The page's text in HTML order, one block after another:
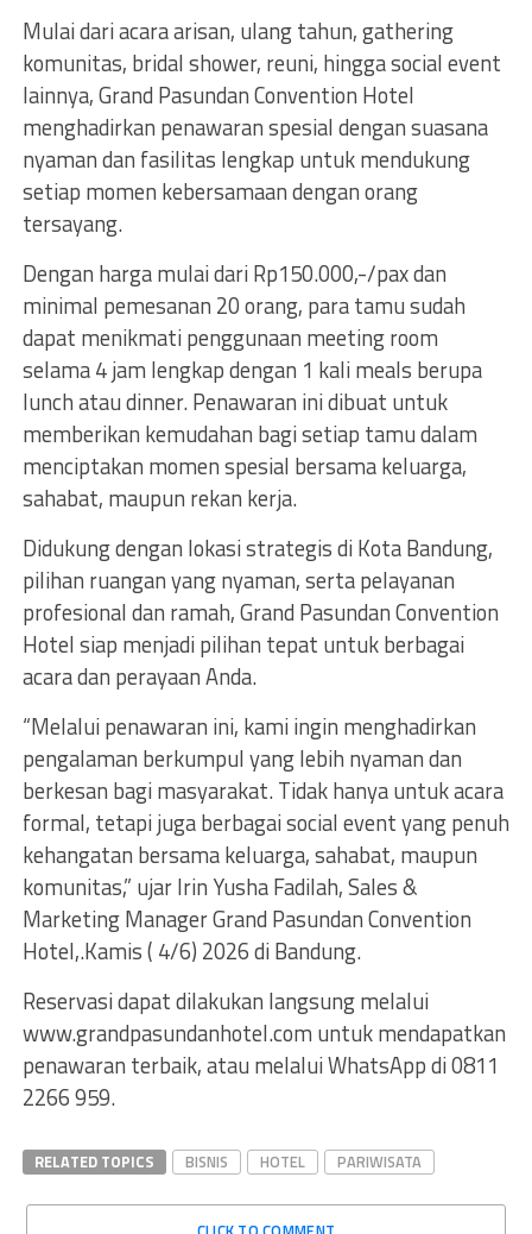
Mulai dari acara arisan, ulang tahun, gathering
komunitas, bridal shower, reuni, hingga social event
lainnya, Grand Pasundan Convention Hotel
menghadirkan penawaran spesial dengan suasana
nyaman dan fasilitas lengkap untuk mendukung
setiap momen kebersamaan dengan orang
tersayang.
Dengan harga mulai dari Rp150.000,-/pax dan
minimal pemesanan 20 orang, para tamu sudah
dapat menikmati penggunaan meeting room
selama 4 jam lengkap dengan 1 kali meals berupa
lunch atau dinner. Penawaran ini dibuat untuk
memberikan kemudahan bagi setiap tamu dalam
menciptakan momen spesial bersama keluarga,
sahabat, maupun rekan kerja.
Didukung dengan lokasi strategis di Kota Bandung,
pilihan ruangan yang nyaman, serta pelayanan
profesional dan ramah, Grand Pasundan Convention
Hotel siap menjadi pilihan tepat untuk berbagai
acara dan perayaan Anda.
“Melalui penawaran ini, kami ingin menghadirkan
pengalaman berkumpul yang lebih nyaman dan
berkesan bagi masyarakat. Tidak hanya untuk acara
formal, tetapi juga berbagai social event yang penuh
kehangatan bersama keluarga, sahabat, maupun
komunitas,” ujar Irin Yusha Fadilah, Sales &
Marketing Manager Grand Pasundan Convention
Hotel,.Kamis ( 4/6) 2026 di Bandung.
Reservasi dapat dilakukan langsung melalui
www.grandpasundanhotel.com untuk mendapatkan
penawaran terbaik, atau melalui WhatsApp di 0811
2266 959.
RELATED TOPICS BISNIS HOTEL PARIWISATA